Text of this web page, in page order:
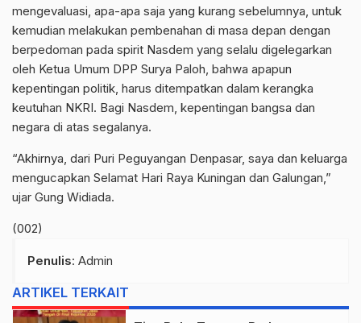
mengevaluasi, apa-apa saja yang kurang sebelumnya, untuk
kemudian melakukan pembenahan di masa depan dengan
berpedoman pada spirit Nasdem yang selalu digelegarkan
oleh Ketua Umum DPP Surya Paloh, bahwa apapun
kepentingan politik, harus ditempatkan dalam kerangka
keutuhan NKRI. Bagi Nasdem, kepentingan bangsa dan
negara di atas segalanya.
“Akhirnya, dari Puri Peguyangan Denpasar, saya dan keluarga
mengucapkan Selamat Hari Raya Kuningan dan Galungan,”
ujar Gung Widiada.
(002)
Penulis: Admin
ARTIKEL TERKAIT